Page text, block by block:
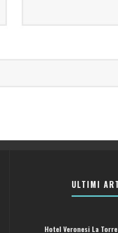
ULTIMI
Hotel Veronesi La